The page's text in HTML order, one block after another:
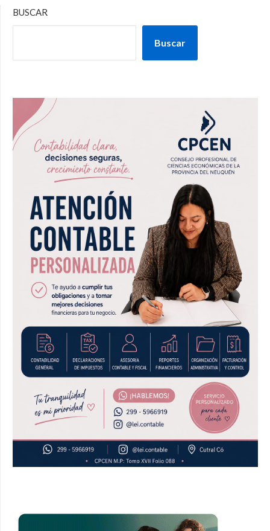
BUSCAR
Buscar